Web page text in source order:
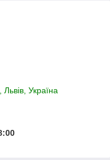
Україна